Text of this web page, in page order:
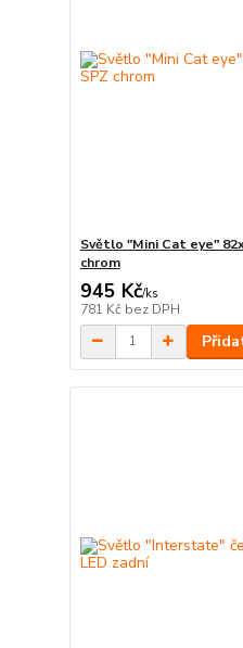
Světlo "Mini Cat eye"
chrom
945 Kč/ks
781 Kč bez DPH